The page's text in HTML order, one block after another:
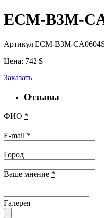
ECM-B3M-
Артикул ECM-B3M-
Цена: 742 $
Заказать
Отзывы
ФИО *
E-mail *
Город
Ваше мнение *
Галерея